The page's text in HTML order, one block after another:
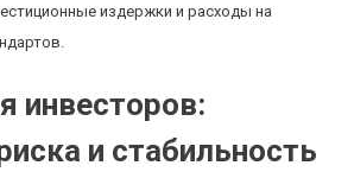
издержки и расходы на
инвесторов:
и стабильность